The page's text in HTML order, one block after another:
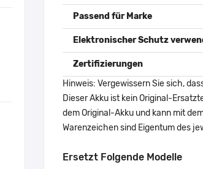
Passend für Marke
Elektronischer Schutz
Zertifizierungen
Hinweis: Vergewissern Sie sich,
Dieser Akku ist kein Original-
dem Original-Akku und kann mit
Warenzeichen sind Eigentum des
Ersetzt Folgende Modelle